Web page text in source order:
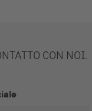
CON NOI.